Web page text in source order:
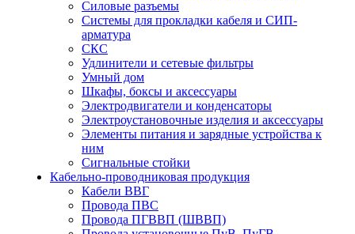
Силовые разъемы
Системы для прокладки кабеля и СИП-
арматура
СКС
Удлинители и сетевые фильтры
Умный дом
Шкафы, боксы и аксессуары
Электродвигатели и конденсаторы
Электроустановочные изделия и аксессуары
Элементы питания и зарядные устройства к
ним
Сигнальные стойки
Кабельно-проводниковая продукция
Кабели ВВГ
Провода ПВС
Провода ПГВВП (ШВВП)